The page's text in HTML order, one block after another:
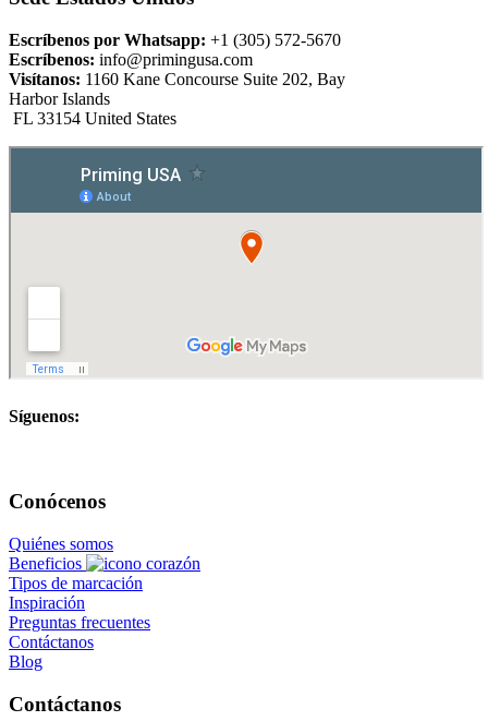
Escríbenos por Whatsapp: +1 (305) 572-5670
Escríbenos: info@primingusa.com
Visítanos: 1160 Kane Concourse Suite 202, Bay
Harbor Islands
FL 33154 United States
Síguenos:
Conócenos
Quiénes somos
Beneficios
Tipos de marcación
Inspiración
Preguntas frecuentes
Contáctanos
Blog
Contáctanos